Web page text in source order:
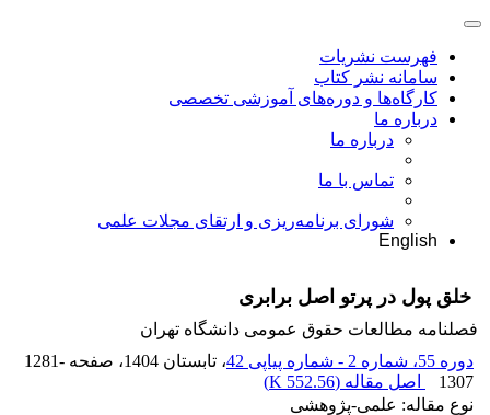
فهرست نشریات
سامانه نشر کتاب
کارگاه‌ها و دوره‌های آموزشی تخصصی
درباره ما
درباره ما
تماس با ما
شورای برنامه‌ریزی و ارتقای مجلات علمی
English
خلق پول در پرتو اصل برابری
فصلنامه مطالعات حقوق عمومی دانشگاه تهران
دوره 55، شماره 2 - شماره پیاپی 42
، تابستان 1404 ، صفحه 1281-
1307
اصل مقاله (552.56 K
)
نوع مقاله: علمی-پژوهشی